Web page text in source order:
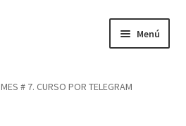
Menú
MES # 7. CURSO POR TELEGRAM